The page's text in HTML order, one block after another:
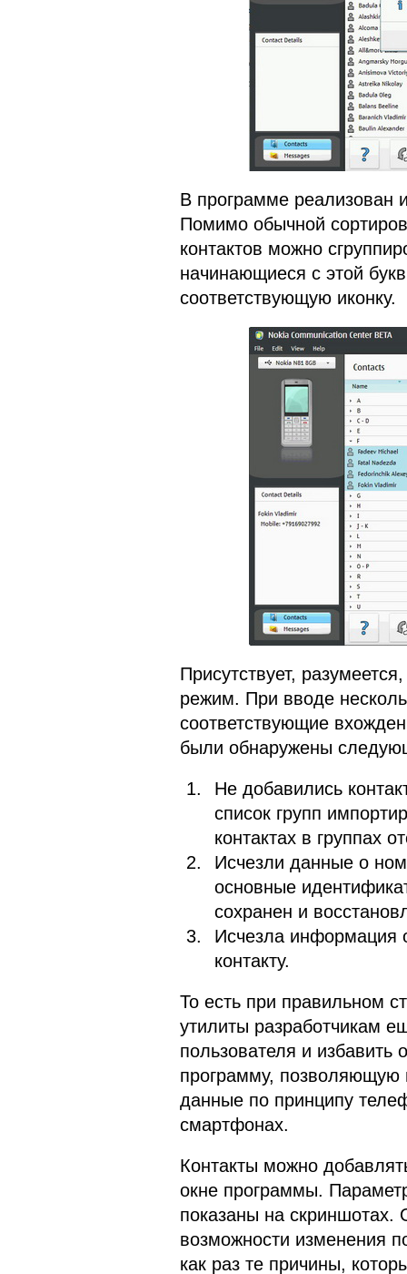
В программе реализован
Помимо обычной
контактов можно
начинающиеся с этой
соответствующую иконку.
Присутствует,
режим. При вводе
соответствующие
были обнаружены
Не добавились
список групп
контактах в группах
Исчезли данные о
основные
сохранен и
Исчезла информация
контакту.
То есть при правильном
утилиты разработчикам
пользователя и
программу, позволяющую
данные по принципу
смартфонах.
Контакты можно
окне программы.
показаны на скриншотах.
возможности изменения
как раз те причины,